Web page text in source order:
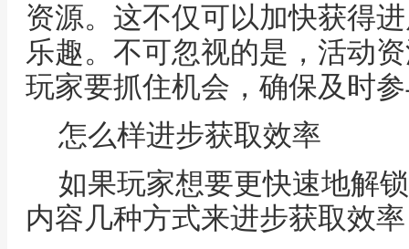
资源。这不仅可以加快获得
乐趣。不可忽视的是，活动
玩家要抓住机会，确保及时
怎么样进步获取效率
如果玩家想要更快速地解
内容几种方式来进步获取效